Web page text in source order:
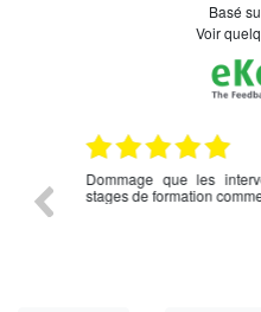
basé
Voir
Dommage que les
stages de formation